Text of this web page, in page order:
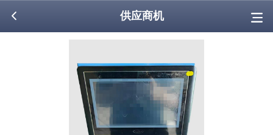
供应商机